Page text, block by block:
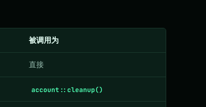
被调用为
直接
account::cleanup()